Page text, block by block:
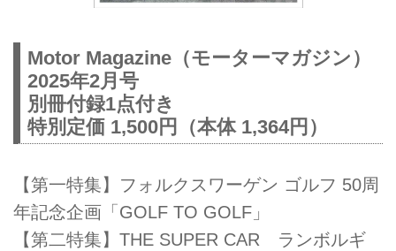
Motor Magazine（モーターマガジン）
2025年2月号
別冊付録1点付き
特別定価 1,500円（本体 1,364円）
【第一特集】フォルクスワーゲン ゴルフ 50周
年記念企画「GOLF TO GOLF」
【第二特集】THE SUPER CAR ランボルギ